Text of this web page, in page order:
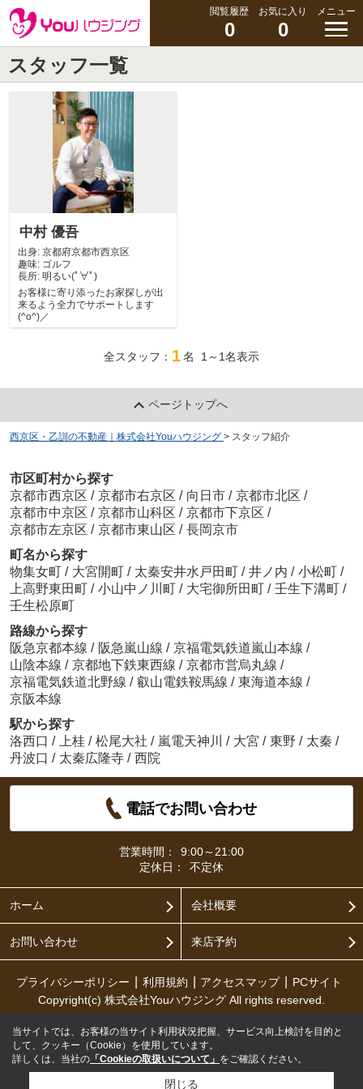
閲覧履歴
0
お気に入り
0
メニュー
スタッフ一覧
中村 優吾
出身: 京都府京都市西京区
趣味: ゴルフ
長所: 明るい(ﾟ∀ﾟ)
お客様に寄り添ったお家探しが出
来るよう全力でサポートします
(^o^)／
全スタッフ： 1名 1～1名表示
ページトップへ
西京区・乙訓の不動産｜株式会社Youハウジング > スタッフ紹介
市区町村から探す
京都市西京区 / 京都市右京区 / 向日市 / 京都市北区 /
京都市中京区 / 京都市山科区 / 京都市下京区 /
京都市左京区 / 京都市東山区 / 長岡京市
町名から探す
物集女町 / 大宮開町 / 太秦安井水戸田町 / 井ノ内 / 小松町 /
上高野東田町 / 小山中ノ川町 / 大宅御所田町 / 壬生下溝町 /
壬生松原町
路線から探す
阪急京都本線 / 阪急嵐山線 / 京福電気鉄道嵐山本線 /
山陰本線 / 京都地下鉄東西線 / 京都市営烏丸線 /
京福電気鉄道北野線 / 叡山電鉄鞍馬線 / 東海道本線 /
京阪本線
駅から探す
洛西口 / 上桂 / 松尾大社 / 嵐電天神川 / 大宮 / 東野 / 太秦 /
丹波口 / 太秦広隆寺 / 西院
電話でお問い合わせ
営業時間：
9:00～21:00
定休日：
不定休
ホーム 会社概要
お問い合わせ 来店予約
プライバシーポリシー 利用規約 アクセスマップ
PCサイト
Copyright(c) 株式会社Youハウジング All rights reserved.
当サイトでは、お客様の当サイト利用状況把握、サービス向上検討を目的と
して、クッキー（Cookie）を使用しています。
詳しくは、当社の 「Cookieの取扱いについて」 をご確認ください。
閉じる